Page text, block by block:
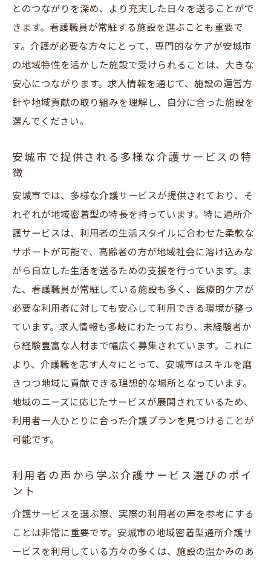
とのつながりを深め、より充実した日々を送ることがで
きます。看護職員が常駐する施設を選ぶことも重要で
す。介護が必要な方々にとって、専門的なケアが安城市
の地域特性を活かした施設で受けられることは、大きな
安心につながります。求人情報を通じて、施設の運営方
針や地域貢献の取り組みを理解し、自分に合った施設を
選んでください。
安城市で提供される多様な介護サービスの特
徴
安城市では、多様な介護サービスが提供されており、そ
れぞれが地域密着型の特長を持っています。特に通所介
護サービスは、利用者の生活スタイルに合わせた柔軟な
サポートが可能で、高齢者の方が地域社会に溶け込みな
がら自立した生活を送るための支援を行っています。ま
た、看護職員が常駐している施設も多く、医療的ケアが
必要な利用者に対しても安心して利用できる環境が整っ
ています。求人情報も多岐にわたっており、未経験者か
ら経験豊富な人材まで幅広く募集されています。これに
より、介護職を志す人々にとって、安城市はスキルを磨
きつつ地域に貢献できる理想的な場所となっています。
地域のニーズに応じたサービスが展開されているため、
利用者一人ひとりに合った介護プランを見つけることが
可能です。
利用者の声から学ぶ介護サービス選びのポイ
ント
介護サービスを選ぶ際、実際の利用者の声を参考にする
ことは非常に重要です。安城市の地域密着型通所介護サ
ービスを利用している方々の多くは、施設の温かみのあ